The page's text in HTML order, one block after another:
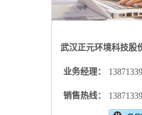
武汉正元环境科技股
业务经理：
销售热线：